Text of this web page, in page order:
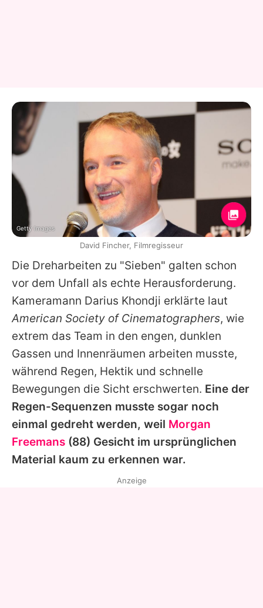
Die Dreharbeiten zu "Sieben" galten schon
vor dem Unfall als echte Herausforderung.
Kameramann Darius Khondji erklärte laut
American Society of Cinematographers, wie
extrem das Team in den engen, dunklen
Gassen und Innenräumen arbeiten musste,
während Regen, Hektik und schnelle
Bewegungen die Sicht erschwerten. Eine der
Regen-Sequenzen musste sogar noch
einmal gedreht werden, weil Morgan
Freemans (88) Gesicht im ursprünglichen
Material kaum zu erkennen war.
Getty Images
David Fincher, Filmregisseur
Anzeige